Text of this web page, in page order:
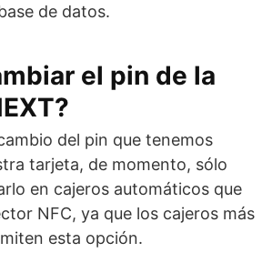
de datos.
el pin de la
del pin que tenemos
tarjeta, de momento, sólo
en cajeros automáticos que
NFC, ya que los cajeros más
esta opción.